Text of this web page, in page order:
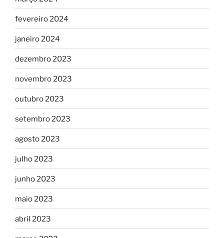
fevereiro 2024
janeiro 2024
dezembro 2023
novembro 2023
outubro 2023
setembro 2023
agosto 2023
julho 2023
junho 2023
maio 2023
abril 2023